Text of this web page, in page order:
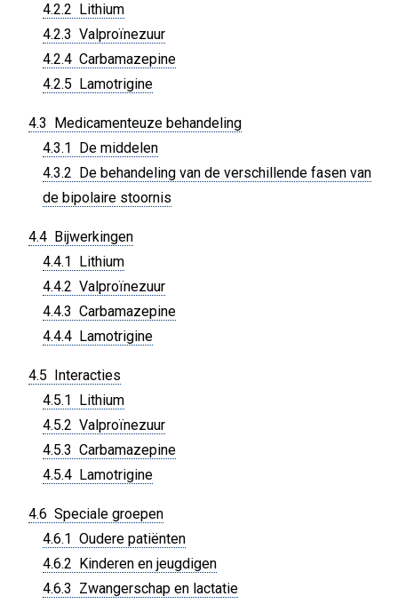
4.2.2 Lithium
4.2.3 Valproïnezuur
4.2.4 Carbamazepine
4.2.5 Lamotrigine
4.3 Medicamenteuze behandeling
4.3.1 De middelen
4.3.2 De behandeling van de verschillende fasen van
de bipolaire stoornis
4.4 Bijwerkingen
4.4.1 Lithium
4.4.2 Valproïnezuur
4.4.3 Carbamazepine
4.4.4 Lamotrigine
4.5 Interacties
4.5.1 Lithium
4.5.2 Valproïnezuur
4.5.3 Carbamazepine
4.5.4 Lamotrigine
4.6 Speciale groepen
4.6.1 Oudere patiënten
4.6.2 Kinderen en jeugdigen
4.6.3 Zwangerschap en lactatie